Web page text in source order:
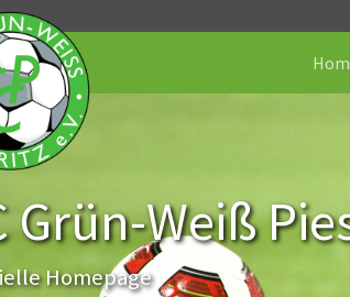
Grün-Weiß
Homepage